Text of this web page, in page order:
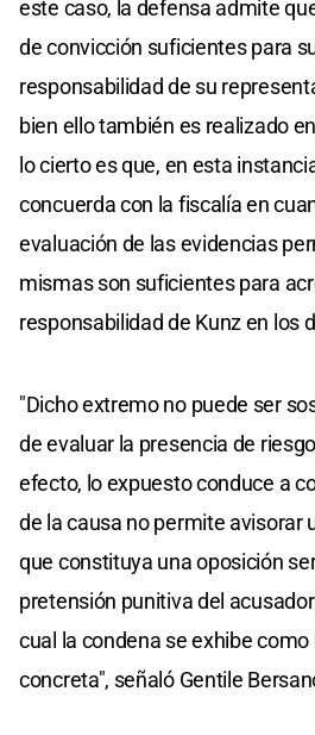
este caso, la defensa admite
de convicción suficientes para
responsabilidad de su
bien ello también es realizado
lo cierto es que, en esta
concuerda con la fiscalía en
evaluación de las evidencias
mismas son suficientes para
responsabilidad de Kunz en los
"Dicho extremo no puede ser
de evaluar la presencia de
efecto, lo expuesto conduce a
de la causa no permite avisorar
que constituya una oposición
pretensión punitiva del
cual la condena se exhibe
concreta", señaló Gentile